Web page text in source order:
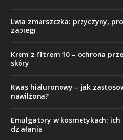
Lwia zmarszczka: przyczyny,
zabiegi
Krem z filtrem 10 – ochrona
skóry
Kwas hialuronowy – jak
nawilżona?
Emulgatory w kosmetykach: ich
działania